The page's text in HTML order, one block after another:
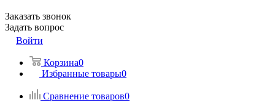
Заказать звонок
Задать вопрос
Войти
Корзина0
Избранные товары0
Сравнение товаров0